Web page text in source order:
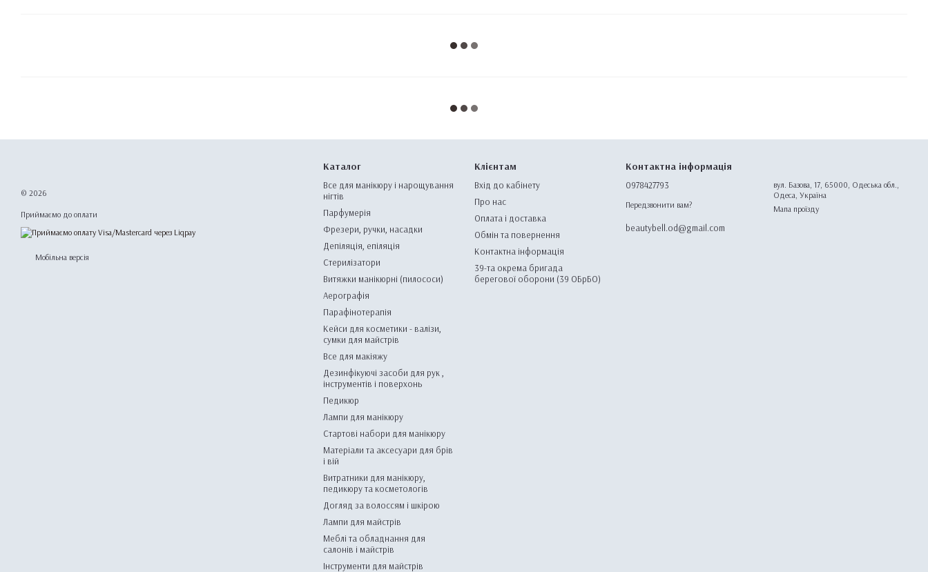
© 2026
Приймаємо до оплати
Мобільна версія
Каталог
Все для манікюру і нарощування
нігтів
Парфумерія
Фрезери, ручки, насадки
Депіляція, епіляція
Стерилізатори
Витяжки манікюрні (пилососи)
Аерографія
Парафінотерапія
Кейси для косметики - валізи,
сумки для майстрів
Все для макіяжу
Дезинфікуючі засоби для рук ,
інструментів і поверхонь
Педикюр
Лампи для манікюру
Стартові набори для манікюру
Матеріали та аксесуари для брів
і вій
Витратники для манікюру,
педикюру та косметологів
Догляд за волоссям і шкірою
Лампи для майстрів
Меблі та обладнання для
салонів і майстрів
Інструменти для майстрів
Клієнтам
Вхід до кабінету
Про нас
Оплата і доставка
Обмін та повернення
Контактна інформація
39-та окрема бригада
берегової оборони (39 ОБрБО)
Контактна інформація
0978427793
Передзвонити вам?
beautybell.od@gmail.com
вул. Базова, 17, 65000, Одеська обл.,
Одеса, Україна
Мапа проїзду